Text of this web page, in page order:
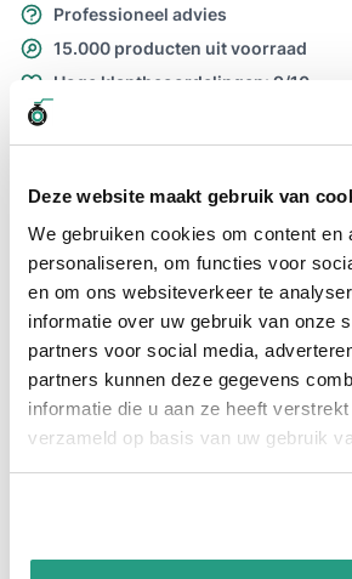
Deze website maakt gebruik van
We gebruiken cookies om content en
personaliseren, om functies voor
en om ons websiteverkeer te
informatie over uw gebruik van onze
partners voor social media,
partners kunnen deze gegevens
informatie die u aan ze heeft
verzameld op basis van uw gebruik
Professioneel advies
15.000 producten uit voorraad
Hoge klantbeoordelingen: 9/10
Snel naar
Meer informatie
Maatvoering koppeling
Vragen? Neem dan nu contact op
Neem contact met ons